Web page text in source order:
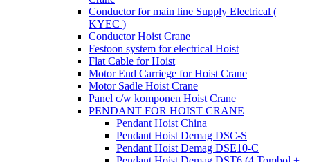
Conductor for main line Supply Electrical (
KYEC )
Conductor Hoist Crane
Festoon system for electrical Hoist
Flat Cable for Hoist
Motor End Carriege for Hoist Crane
Motor Sadle Hoist Crane
Panel c/w komponen Hoist Crane
PENDANT FOR HOIST CRANE
Pendant Hoist China
Pendant Hoist Demag DSC-S
Pendant Hoist Demag DSE10-C